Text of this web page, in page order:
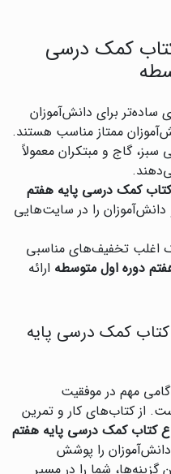
کمک درسی
ساده‌تر برای دانش‌آموزان
ممتاز مناسب هستند.
سبز، گاج و مبتکران معمولاً
کمک درسی پایه هفتم
دانش‌آموزان را در سایت‌هایی
اغلب تخفیف‌های مناسبی
دوره اول متوسطه ارائه
کتاب کمک درسی پایه
مهم در موفقیت
از کتاب‌های کار و تمرین
کتاب کمک درسی پایه هفتم
را پوشش
گزینه‌ها، شما را در مسیر